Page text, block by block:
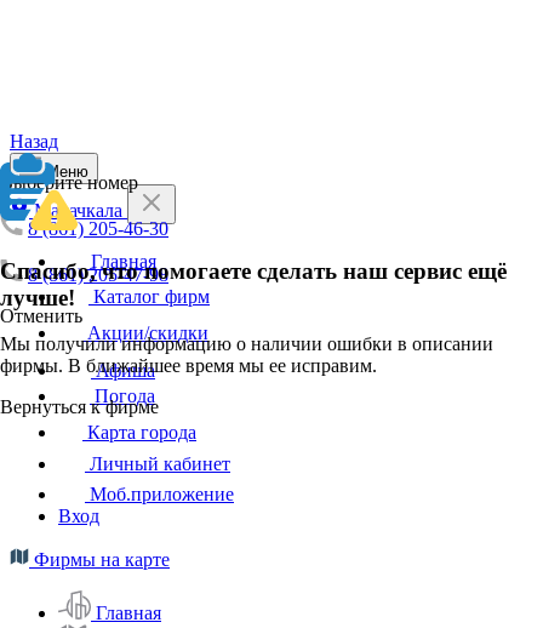
Назад
Выберите номер
8 (861) 205-46-30
8 (861) 205-47-98
Отменить
Спасибо, что помогаете сделать наш сервис ещё
лучше!
Мы получили информацию о наличии ошибки в описании
фирмы. В ближайшее время мы ее исправим.
Вернуться к фирме
Меню
Махачкала
Главная
Каталог фирм
Акции/скидки
Афиша
Погода
Карта города
Личный кабинет
Моб.приложение
Вход
Фирмы на карте
Главная